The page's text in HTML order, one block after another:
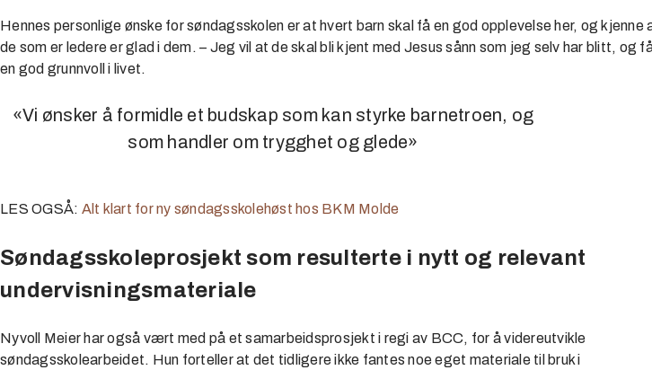
Hennes personlige ønske for søndagsskolen er at hvert barn skal få en god opplevelse her, og kjenne
de som er ledere er glad i dem. – Jeg vil at de skal bli kjent med Jesus sånn som jeg selv har blitt, og
en god grunnvoll i livet.
«Vi ønsker å formidle et budskap som kan styrke barnetroen, og
som handler om trygghet og glede»
LES OGSÅ: Alt klart for ny søndagsskolehøst hos BKM Molde
Søndagsskoleprosjekt som resulterte i nytt og relevant
undervisningsmateriale
Nyvoll Meier har også vært med på et samarbeidsprosjekt i regi av BCC, for å videreutvikle
søndagsskolearbeidet. Hun forteller at det tidligere ikke fantes noe eget materiale til bruk i